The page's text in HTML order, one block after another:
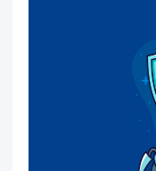
системам о
пользователей